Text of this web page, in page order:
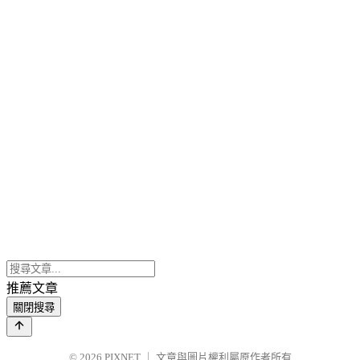
推薦文章
關閉搜尋
© 2026 PIXNET 文章與圖片權利屬原作者所有